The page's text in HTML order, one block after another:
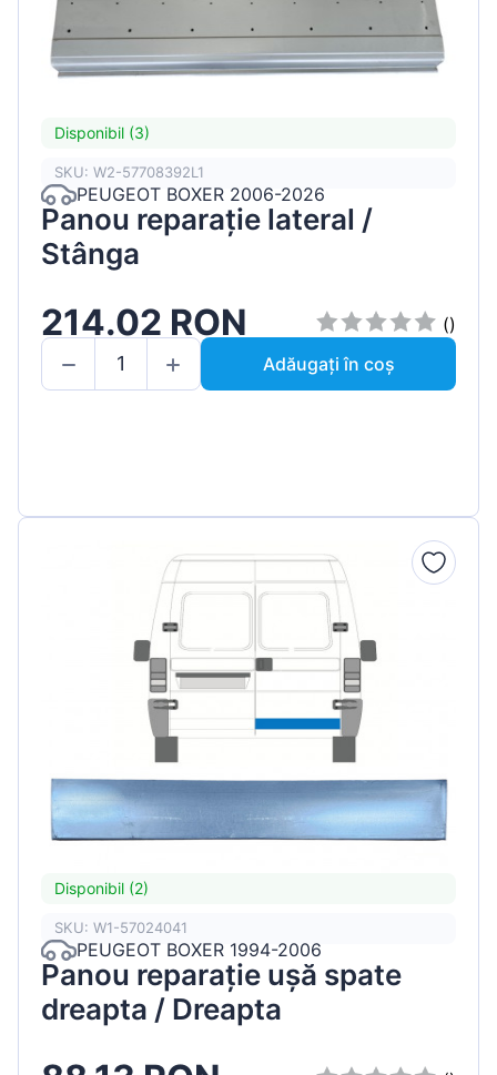
Disponibil (3)
SKU: W2-57708392L1
PEUGEOT BOXER 2006-2026
Panou reparație lateral /
Stânga
214.02 RON
()
Adăugați în coș
Disponibil (2)
SKU: W1-57024041
PEUGEOT BOXER 1994-2006
Panou reparație ușă spate
dreapta / Dreapta